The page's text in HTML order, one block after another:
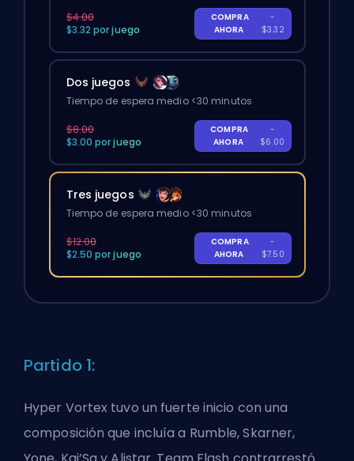
$4.00
$3.32 por juego
COMPRA
AHORA
-
$3.32
Dos juegos
Tiempo de espera medio <30 minutos
$8.00
$3.00 por juego
COMPRA
AHORA
-
$6.00
Tres juegos
Tiempo de espera medio <30 minutos
$12.00
$2.50 por juego
COMPRA
AHORA
-
$7.50
Partido 1:
Hyper Vortex tuvo un fuerte inicio con una
composición que incluía a Rumble, Skarner,